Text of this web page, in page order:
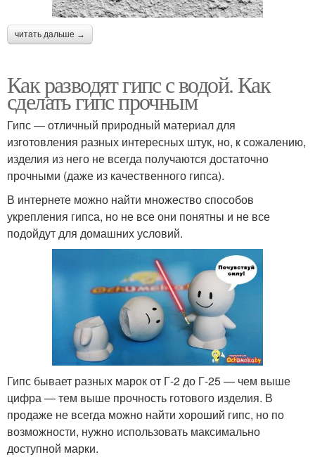
читать дальше →
Как разводят гипс с водой. Как
сделать гипс прочным
Гипс — отличный природный материал для
изготовления разных интересных штук, но, к сожалению,
изделия из него не всегда получаются достаточно
прочными (даже из качественного гипса).
В интернете можно найти множество способов
укрепления гипса, но не все они понятны и не все
подойдут для домашних условий.
Гипс бывает разных марок от Г-2 до Г-25 — чем выше
цифра — тем выше прочность готового изделия. В
продаже не всегда можно найти хороший гипс, но по
возможности, нужно использовать максимально
доступной марки.